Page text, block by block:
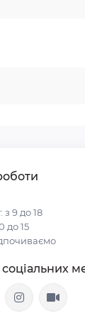
9 до 18
до 15